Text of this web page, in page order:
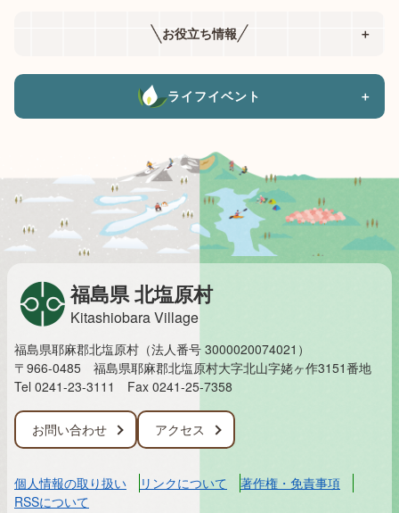
お役立ち情報 ＋
ライフイベント ＋
福島県 北塩原村
Kitashiobara Village
福島県耶麻郡北塩原村（法人番号 3000020074021）
〒966-0485 福島県耶麻郡北塩原村大字北山字姥ヶ作3151番地
Tel 0241-23-3111 Fax 0241-25-7358
お問い合わせ アクセス
個人情報の取り扱い リンクについて
著作権・免責事項
RSSについて